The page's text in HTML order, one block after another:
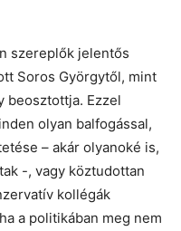
szereplők jelentős
Soros Györgytől, mint
beosztottja. Ezzel
olyan balfogással,
– akár olyanoké is,
-, vagy köztudottan
kollégák
a politikában meg nem